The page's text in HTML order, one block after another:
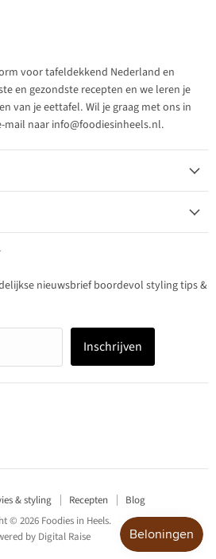
voor tafeldekkend Nederland en
en gezondste recepten en we leren je
van je eettafel. Wil je graag met ons in
naar info@foodiesinheels.nl.
nieuwsbrief boordevol styling tips &
Inschrijven
& styling Recepten
Blog
© 2026 Foodies in Heels.
by Digital Raise